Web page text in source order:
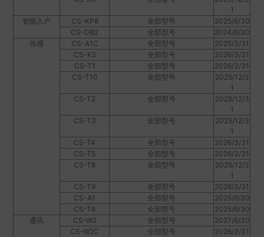
1
智能入户
CS-KP8 全部型号
2025/6/30
CS-DB2
全部型号
2024/6/30
传感
CS-A1C 全部型号
2025/3/31
CS-K2
全部型号
2026/3/31
CS-T1
全部型号
2026/3/31
CS-T10
全部型号
2025/12/3
1
CS-T2
全部型号
2025/12/3
1
CS-T3
全部型号
2025/12/3
1
CS-T4
全部型号
2026/3/31
CS-T5
全部型号
2026/3/31
CS-T8
全部型号
2025/12/3
1
CS-T9
全部型号
2026/3/31
CS-A1
全部型号
2025/6/30
CS-T6
全部型号
2025/6/30
通讯
CS-W2 全部型号
2027/6/30
CS-W2C
全部型号 2026/3/31